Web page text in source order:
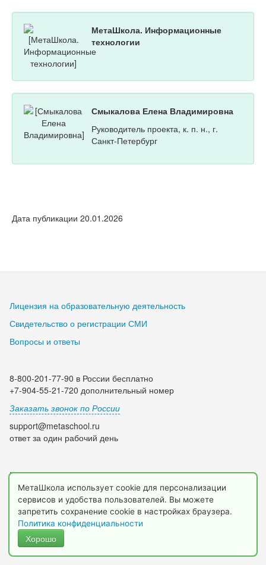
МетаШкола. Информационные
технологии
Смыкалова Елена Владимировна
Руководитель проекта, к. п. н., г.
Санкт-Петербург
Дата публикации 20.01.2026
Лицензия на образовательную деятельность
Свидетельство о регистрации СМИ
Вопросы и ответы
8-800-201-77-90 в России бесплатно
+7-904-55-21-720 дополнительный номер
Заказать звонок по России
support@metaschool.ru
ответ за один рабочий день
Мы в социальных сетях:
© 2009-2026 МетаШкола, www.metaschool.ru
МетаШкола использует cookie для персонализации
сервисов и удобства пользователей. Вы можете
запретить сохранение cookie в настройках браузера.
Политика конфиденциальности
Хорошо